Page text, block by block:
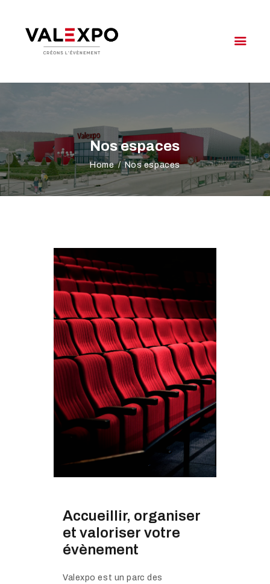
Nos espaces
Home Nos espaces
VALEXPO OYONNAX
VOTRE ÉVÉNEMENT
VALEXPO
AGENDA
ACCÈS & CONTACT
Accueillir, organiser
et valoriser votre
évènement
Valexpo est un parc des